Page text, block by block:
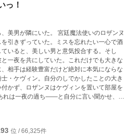
っ！
美男が隣にいた。 宮廷魔法使いのロザンヌ
引きずっていた。ミスを忘れたい一心で酒
いると、美しい男と意気投合する。そし
一夜を共にしていた。これだけでも大きな
相手は経験豊富だけど絶対に本気にならな
・ケヴィン。自分のしでかしたことの大き
かず、ロザンヌはケヴィンを置いて部屋を
れは一夜の過ち――と自分に言い聞かせ、忘
ンヌ。だが、上司から割り振られた騎士団
、ケヴィンはロザンヌを覚えていた。 あげ
ひょんなことからまたケヴィンと身体を重
位 / 66,325件